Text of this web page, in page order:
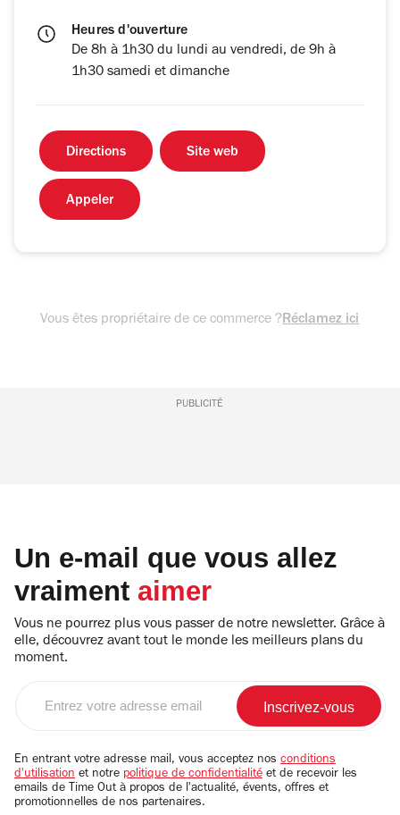
Heures d'ouverture
De 8h à 1h30 du lundi au vendredi, de 9h à
1h30 samedi et dimanche
Directions Site web
Appeler
Vous êtes propriétaire de ce commerce ?Réclamez ici
PUBLICITÉ
Un e-mail que vous allez
vraiment aimer
Vous ne pourrez plus vous passer de notre newsletter. Grâce à
elle, découvrez avant tout le monde les meilleurs plans du
moment.
email
En entrant votre adresse mail, vous acceptez nos conditions
d'utilisation et notre politique de confidentialité et de recevoir les
emails de Time Out à propos de l'actualité, évents, offres et
promotionnelles de nos partenaires.